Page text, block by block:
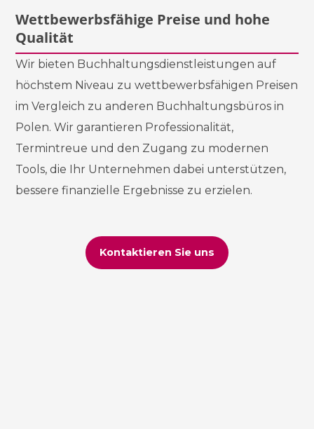
Wettbewerbsfähige Preise und hohe
Qualität
Wir bieten Buchhaltungsdienstleistungen auf
höchstem Niveau zu wettbewerbsfähigen Preisen
im Vergleich zu anderen Buchhaltungsbüros in
Polen. Wir garantieren Professionalität,
Termintreue und den Zugang zu modernen
Tools, die Ihr Unternehmen dabei unterstützen,
bessere finanzielle Ergebnisse zu erzielen.
Kontaktieren Sie uns